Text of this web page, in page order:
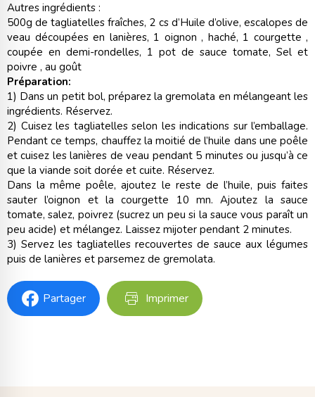
Autres ingrédients :
500g de tagliatelles fraîches, 2 cs d’Huile d’olive, escalopes de
veau découpées en lanières, 1 oignon , haché, 1 courgette ,
coupée en demi-rondelles, 1 pot de sauce tomate, Sel et
poivre , au goût
Préparation:
1) Dans un petit bol, préparez la gremolata en mélangeant les
ingrédients. Réservez.
2) Cuisez les tagliatelles selon les indications sur l’emballage.
Pendant ce temps, chauffez la moitié de l’huile dans une poêle
et cuisez les lanières de veau pendant 5 minutes ou jusqu’à ce
que la viande soit dorée et cuite. Réservez.
Dans la même poêle, ajoutez le reste de l’huile, puis faites
sauter l’oignon et la courgette 10 mn. Ajoutez la sauce
tomate, salez, poivrez (sucrez un peu si la sauce vous paraît un
peu acide) et mélangez. Laissez mijoter pendant 2 minutes.
3) Servez les tagliatelles recouvertes de sauce aux légumes
puis de lanières et parsemez de gremolata.
Partager Imprimer